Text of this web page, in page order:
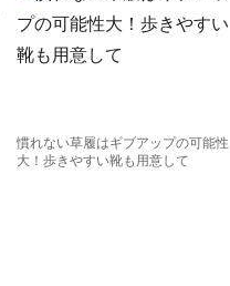
慣れない草履はギブアップの可能性
大！歩きやすい靴も用意して